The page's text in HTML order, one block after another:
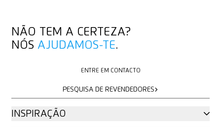
NÃO TEM A CERTEZA?
NÓS AJUDAMOS-TE.
ENTRE EM CONTACTO
PESQUISA DE REVENDEDORES
INSPIRAÇÃO